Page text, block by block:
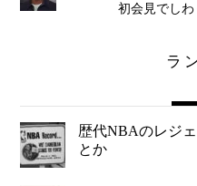
初会見でし
ラ
歴代NBAのレジ
とか